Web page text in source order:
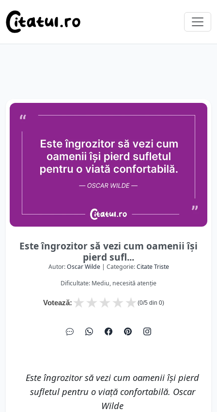
Este îngrozitor să vezi cum oamenii își
pierd sufl...
Autor:Oscar Wilde| Categorie:Citate Triste
Dificultate: Mediu, necesită atenție
Votează: ★
★
★
★
★ (0/5 din 0)
Este îngrozitor să vezi cum oamenii își pierd
sufletul pentru o viață confortabilă. Oscar
Wilde